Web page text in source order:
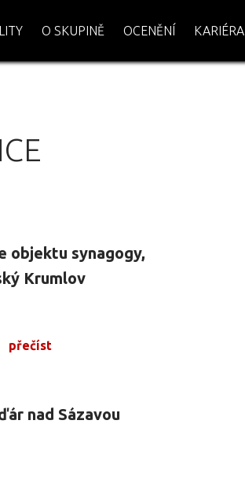
O SKUPINĚ OCENĚNÍ KARIÉRA
objektu synagogy,
Krumlov
přečíst
nad Sázavou